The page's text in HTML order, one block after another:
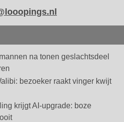
na tonen geslachtsdeel
bezoeker raakt vinger kwijt
krijgt AI-upgrade: boze